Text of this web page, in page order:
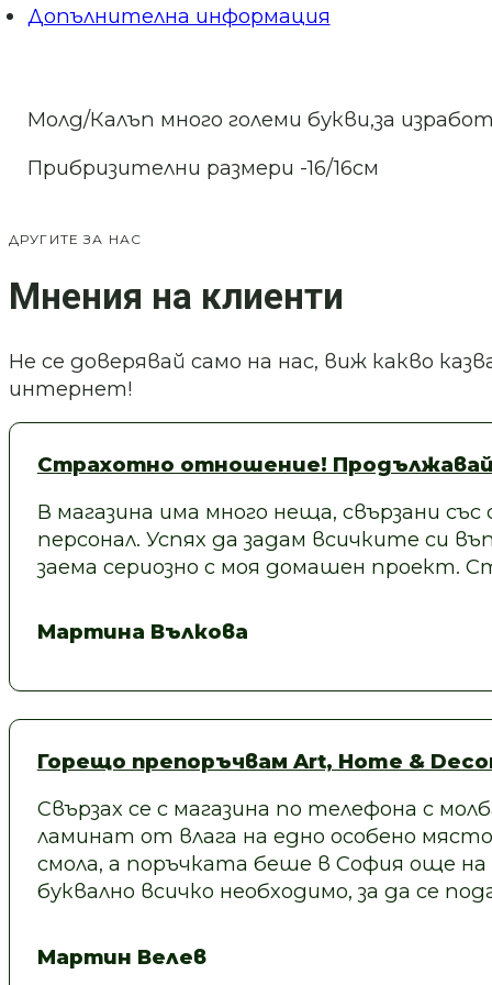
Допълнителна информация
Молд/Калъп много големи букви,за
Прибризителни размери -16/16см
ДРУГИТЕ ЗА НАС
Мнения на клиенти
Не се доверявай само на нас, виж какво
интернет!
Страхотно отношение!
В магазина има много неща, свързани
персонал. Успях да задам всичките си
заема сериозно с моя домашен
Мартина Вълкова
Горещо препоръчвам Art, Home &
Свързах се с магазина по телефона с
ламинат от влага на едно особено
смола, а поръчката беше в София още
буквално всичко необходимо, за да се
Мартин Велев